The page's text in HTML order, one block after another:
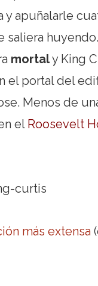
y apuñalarle
saliera
mortaly King
el portal del
Menos de
el Roosevelt
más extensa